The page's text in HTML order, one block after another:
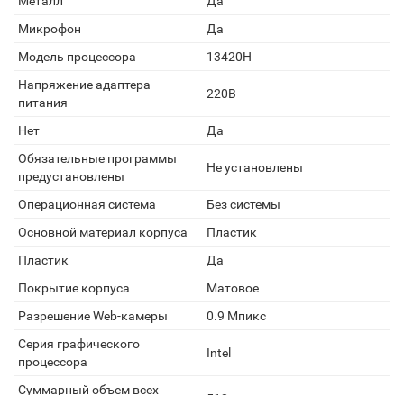
Микрофон
Да
Модель процессора
13420H
Напряжение адаптера
питания
220В
Нет
Да
Обязательные программы
предустановлены
Не установлены
Операционная система
Без системы
Основной материал корпуса
Пластик
Пластик
Да
Покрытие корпуса
Матовое
Разрешение Web-камеры
0.9 Мпикс
Серия графического
процессора
Intel
Суммарный объем всех